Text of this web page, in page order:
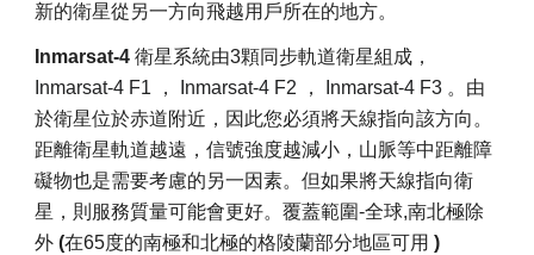
新的衛星從另一方向飛越用戶所在的地方。
Inmarsat-4 衛星系統由3顆同步軌道衛星組成，
Inmarsat-4 F1
， Inmarsat-4 F2 ， Inmarsat-4 F3 。由
於衛星位於赤道附近，因此您必須將天線指向該方向。
距離衛星軌道越遠，信號強度越減小，山脈等中距離障
礙物也是需要考慮的另一因素。但如果將天線指向衛
星，則服務質量可能會更好。覆蓋範圍-全球,南北極除
外(在65度的南極和北極的格陵蘭部分地區可用)